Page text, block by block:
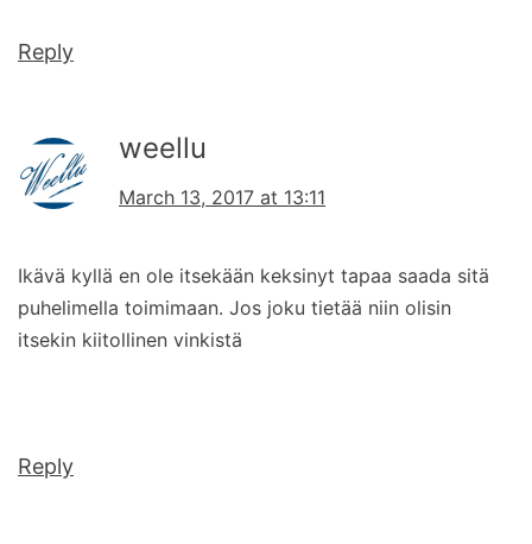
Reply
weellu
March 13, 2017 at 13:11
Ikävä kyllä en ole itsekään keksinyt tapaa saada sitä
puhelimella toimimaan. Jos joku tietää niin olisin
itsekin kiitollinen vinkistä
Reply